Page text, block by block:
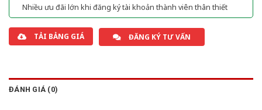
Nhiều ưu đãi lớn khi đăng ký tài khoản thành viên thân thiết
TẢI BẢNG GIÁ ĐĂNG KÝ TƯ VẤN
ĐÁNH GIÁ (0)